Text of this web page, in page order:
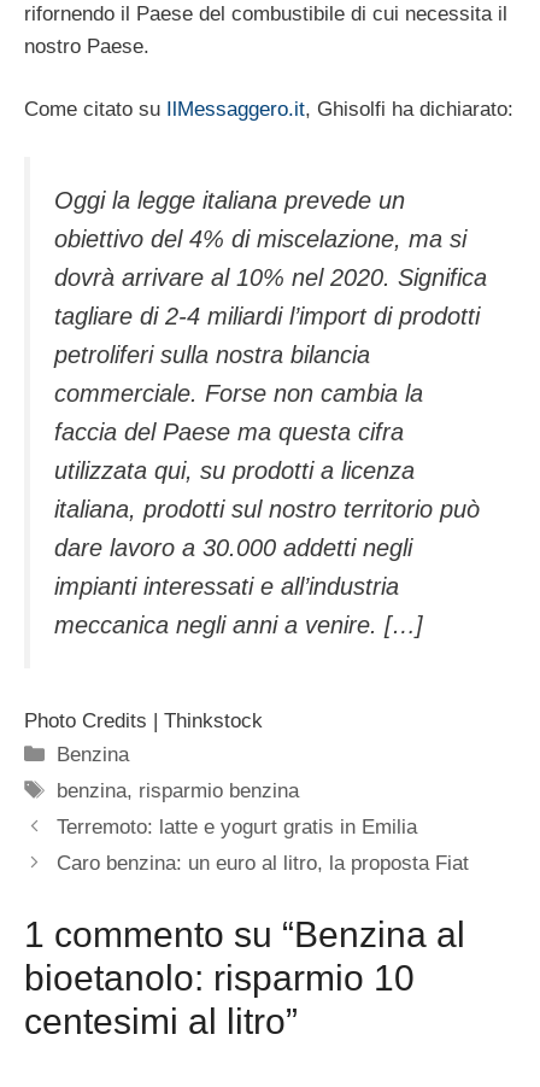
rifornendo il Paese del combustibile di cui necessita il
nostro Paese.
Come citato su IlMessaggero.it, Ghisolfi ha dichiarato:
Oggi la legge italiana prevede un
obiettivo del 4% di miscelazione, ma si
dovrà arrivare al 10% nel 2020. Significa
tagliare di 2-4 miliardi l’import di prodotti
petroliferi sulla nostra bilancia
commerciale. Forse non cambia la
faccia del Paese ma questa cifra
utilizzata qui, su prodotti a licenza
italiana, prodotti sul nostro territorio può
dare lavoro a 30.000 addetti negli
impianti interessati e all’industria
meccanica negli anni a venire. […]
Photo Credits | Thinkstock
Categorie
Benzina
Tag
benzina, risparmio benzina
Terremoto: latte e yogurt gratis in Emilia
Caro benzina: un euro al litro, la proposta Fiat
1 commento su “Benzina al
bioetanolo: risparmio 10
centesimi al litro”